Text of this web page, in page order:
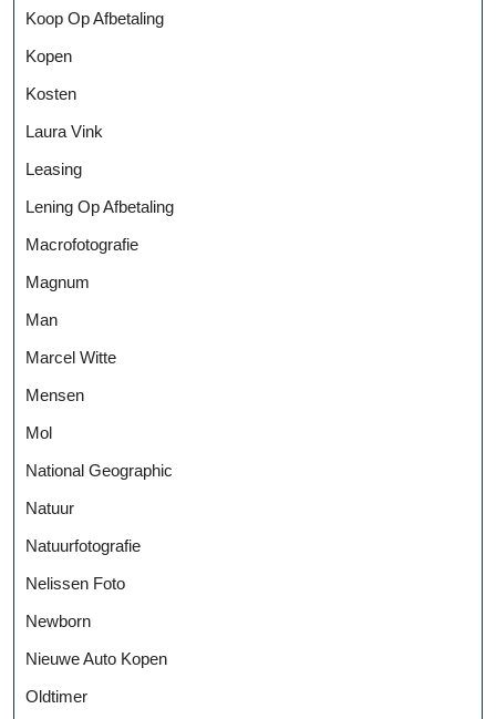
Koop Op Afbetaling
Kopen
Kosten
Laura Vink
Leasing
Lening Op Afbetaling
Macrofotografie
Magnum
Man
Marcel Witte
Mensen
Mol
National Geographic
Natuur
Natuurfotografie
Nelissen Foto
Newborn
Nieuwe Auto Kopen
Oldtimer